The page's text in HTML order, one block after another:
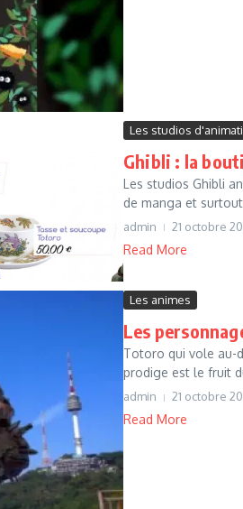
Les studios
Ghibli : la
Les studios Ghibli
de manga et
admin 21 octobre
Read More
Les animes
Les
Totoro qui vole au-
prodige est le fruit
admin 21 octobre
Read More